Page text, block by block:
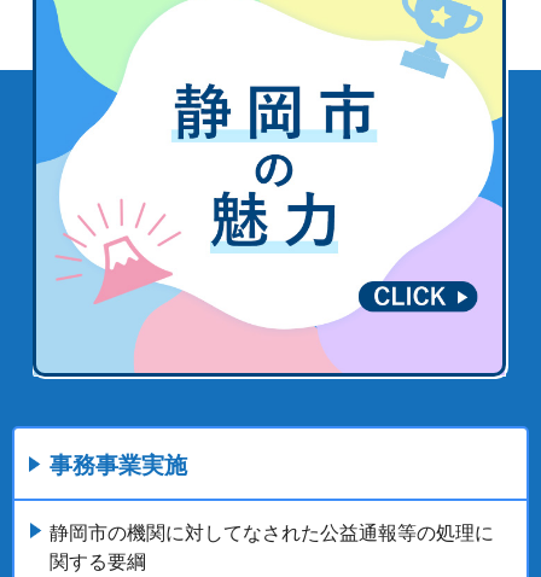
事務事業実施
静岡市の機関に対してなされた公益通報等の処理に
関する要綱